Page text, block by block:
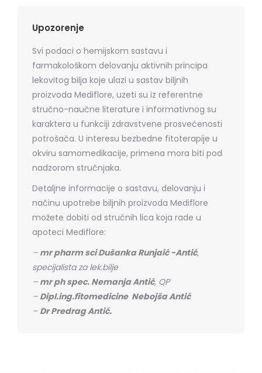
Upozorenje
Svi podaci o hemijskom sastavu i
farmakološkom delovanju aktivnih principa
lekovitog bilja koje ulazi u sastav biljnih
proizvoda Mediflore, uzeti su iz referentne
stručno-naučne literature i informativnog su
karaktera u funkciji zdravstvene prosvećenosti
potrošača. U interesu bezbedne fitoterapije u
okviru samomedikacije, primena mora biti pod
nadzorom stručnjaka.
Detaljne informacije o sastavu, delovanju i
načinu upotrebe biljnih proizvoda Mediflore
možete dobiti od stručnih lica koja rade u
apoteci Mediflore:
– mr pharm sci Dušanka Runjaić -Antić,
specijalista za lek.bilje
– mr ph spec. Nemanja Antić, QP
– Dipl.ing.fitomedicine Nebojša Antić
– Dr Predrag Antić.